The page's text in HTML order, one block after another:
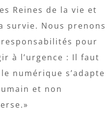
Reines de la vie et
survie. Nous prenons
pour
à l’urgence : Il faut
numérique s’adapte
et non